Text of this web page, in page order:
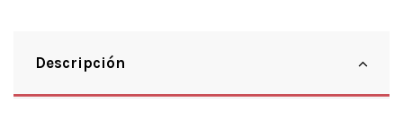
Descripción